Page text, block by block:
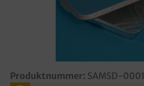
Produktnummer: SAMSD-0001